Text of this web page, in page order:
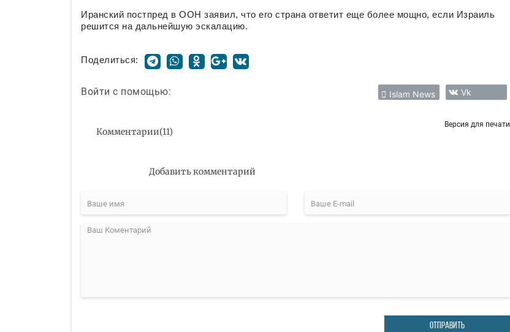
Иранский постпред в ООН заявил, что его страна ответит еще более мощно, если Израиль
решится на дальнейшую эскалацию.
Поделиться:
Войти с помощью: Islam News Vk
Комментарии(11)
Версия для печати
Добавить комментарий
ОТПРАВИТЬ